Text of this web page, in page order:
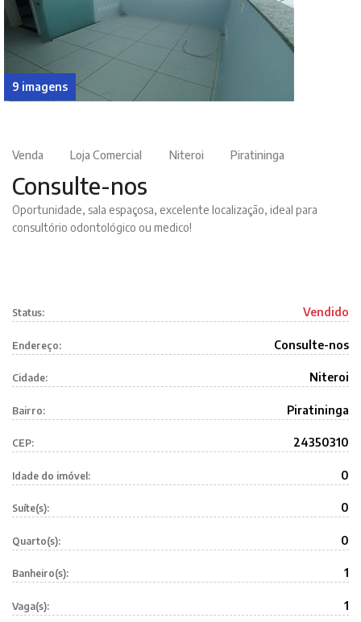
9 imagens
Venda Loja Comercial Niteroi Piratininga
Consulte-nos
Oportunidade, sala espaçosa, excelente localização, ideal para
consultório odontológico ou medico!
Status: Vendido
Endereço: Consulte-nos
Cidade: Niteroi
Bairro: Piratininga
CEP: 24350310
Idade do imóvel: 0
Suíte(s): 0
Quarto(s): 0
Banheiro(s): 1
Vaga(s): 1